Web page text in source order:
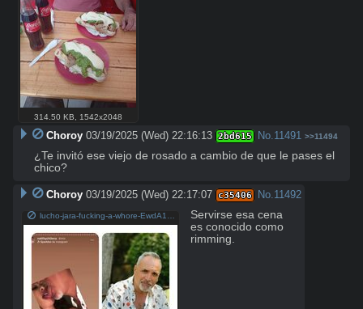
314.50 KB 1542x2048
Choroy 03/19/2025 (Wed) 22:16:13 2bd615 No.11491 >>11494
¿Te invitó ese viejo de rosado a cambio de que le pases el
chico?
Choroy 03/19/2025 (Wed) 22:17:07 c35406 No.11492
Servirse esa cena
es conocido como
rimming.